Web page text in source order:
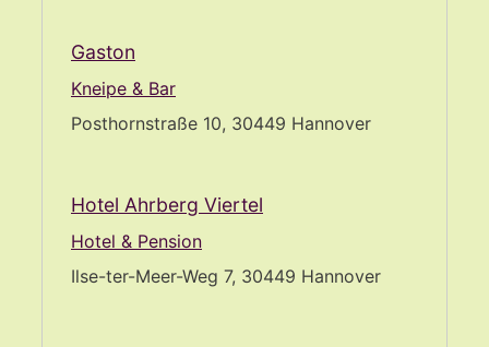
Gaston
Kneipe & Bar
Posthornstraße 10, 30449 Hannover
Hotel Ahrberg Viertel
Hotel & Pension
Ilse-ter-Meer-Weg 7, 30449 Hannover